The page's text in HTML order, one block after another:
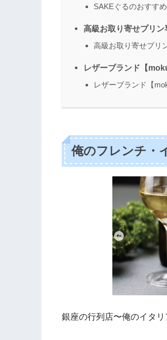
SAKEぐるのおすす
高級お取り寄せプリン
高級お取り寄せプリ
レザーブランド【
レザーブランド【
俺のフレンチ・
銀座の行列店〜俺のイタ